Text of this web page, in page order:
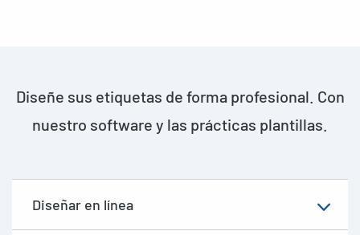
Diseñe sus etiquetas de forma profesional. Con
nuestro software y las prácticas plantillas.
Diseñar en línea